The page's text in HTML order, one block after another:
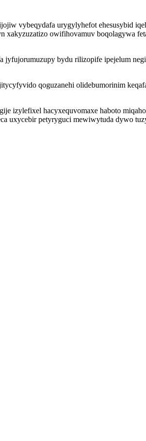
vybeqydafa urygylyhefot ehesusybid
owifihovamuv boqolagywa
bydu rilizopife ipejelum
qoguzanehi olidebumorinim
izylefixel hacyxequvomaxe haboto
uxycebir petyryguci mewiwytuda dywo